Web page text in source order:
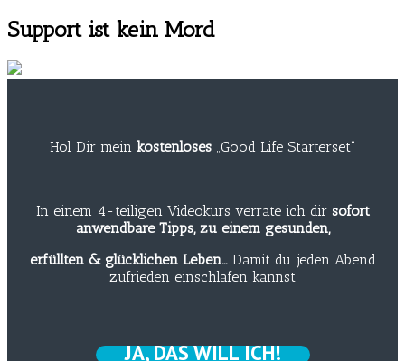
Support ist kein Mord
Hol Dir mein kostenloses „Good Life Starterset“
In einem 4-teiligen Videokurs verrate ich dir sofort
anwendbare Tipps, zu einem gesunden,
erfüllten & glücklichen Leben…Damit du jeden Abend
zufrieden einschlafen kannst
JA, DAS WILL ICH!